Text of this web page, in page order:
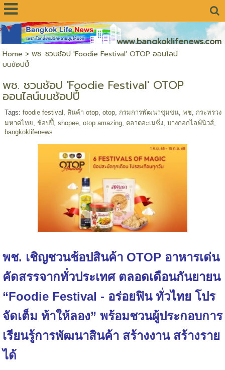
www.bangkoklifenews.com
Home > พช. ชวนช้อป 'Foodie Festival' OTOP ออนไลน์
บนช้อปปี้
พช. ชวนช้อป 'Foodie Festival' OTOP
ออนไลน์บนช้อปปี้
Tags: foodie festival สินค้า otop, otop, กรมการพัฒนาชุมชน, พช
กระทรวง
มหาดไทย
ช้อปปี้ shopee, otop amazing, ตลาดอะเมซิ่ง, บางกอกไลฟ์นิวส์,
bangkoklifenews
พช. เชิญชวนช้อปสินค้า OTOP อาหารเด่น
คัดสรรจากทั่วประเทศ ตลอดเดือนกันยายน
“Foodie Festival - อร่อยฟิน ทั่วไทย โปร
จัดเต็ม ท้าให้ลอง” พร้อมชวนผู้ประกอบการ
เรียนรู้การพัฒนาสินค้า สร้างงาน สร้างราย
ได้